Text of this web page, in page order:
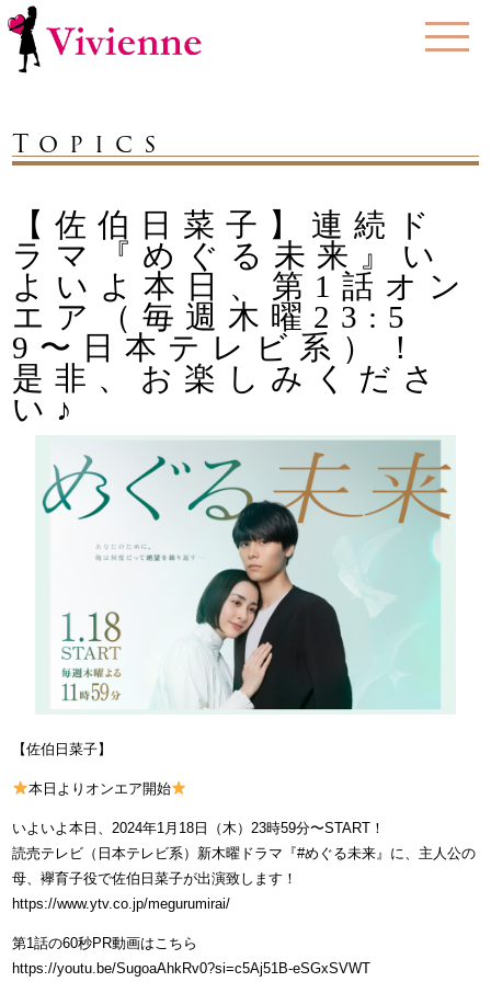
Topics
【佐伯日菜子】連続ド
ラマ『めぐる未来』い
よいよ本日、第1話オン
エア（毎週木曜23:5
9〜日本テレビ系）！
是非、お楽しみくださ
い♪
【佐伯日菜子】
本日よりオンエア開始
いよいよ本日、2024年1月18日（木）23時59分〜START！
読売テレビ（日本テレビ系）新木曜ドラマ『#めぐる未来』に、主人公の
母、襷育子役で佐伯日菜子が出演致します！
https://www.ytv.co.jp/megurumirai/
第1話の60秒PR動画はこちら
https://youtu.be/SugoaAhkRv0?si=c5Aj51B-eSGxSVWT